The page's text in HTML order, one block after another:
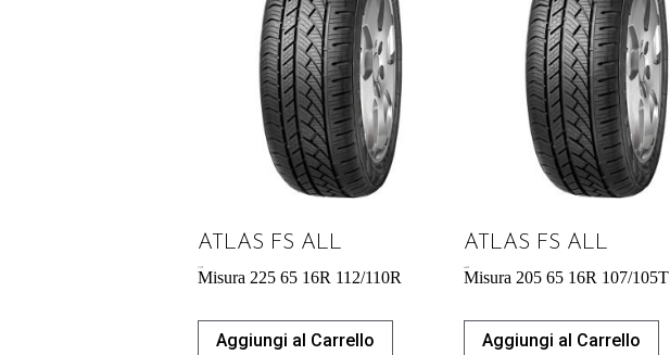
ATLAS FS ALL
Misura 225 65 16R 112/110R
Aggiungi al Carrello
ATLAS FS ALL
Misura 205 65 16R 107/105T
Aggiungi al Carrello